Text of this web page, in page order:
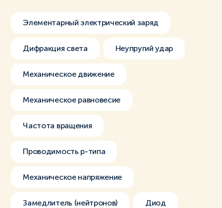
Элементарный электрический заряд
Дифракция света Неупругий удар
Механическое движение
Механическое равновесие
Частота вращения
Проводимость p-типа
Механическое напряжение
Замедлитель (нейтронов) Диод